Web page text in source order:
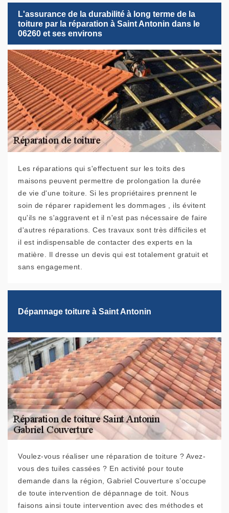
L'assurance de la durabilité à long terme de la
toiture par la réparation à Saint Antonin dans le
06260 et ses environs
Les réparations qui s'effectuent sur les toits des
maisons peuvent permettre de prolongation la durée
de vie d'une toiture. Si les propriétaires prennent le
soin de réparer rapidement les dommages , ils évitent
qu'ils ne s'aggravent et il n'est pas nécessaire de faire
d'autres réparations. Ces travaux sont très difficiles et
il est indispensable de contacter des experts en la
matière. Il dresse un devis qui est totalement gratuit et
sans engagement.
Dépannage toiture à Saint Antonin
Voulez-vous réaliser une réparation de toiture ? Avez-
vous des tuiles cassées ? En activité pour toute
demande dans la région, Gabriel Couverture s’occupe
de toute intervention de dépannage de toit. Nous
faisons ainsi toute intervention avec des méthodes et